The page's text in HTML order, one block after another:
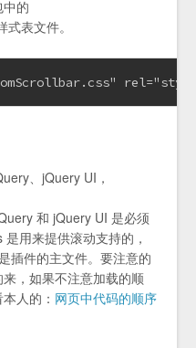
的
表文件。
、jQuery UI，
和 jQuery UI 是必须
用来提供滚动支持的，
插件的主文件。要注意的
，如果不注意加载的顺
人的： 网页中代码的顺序